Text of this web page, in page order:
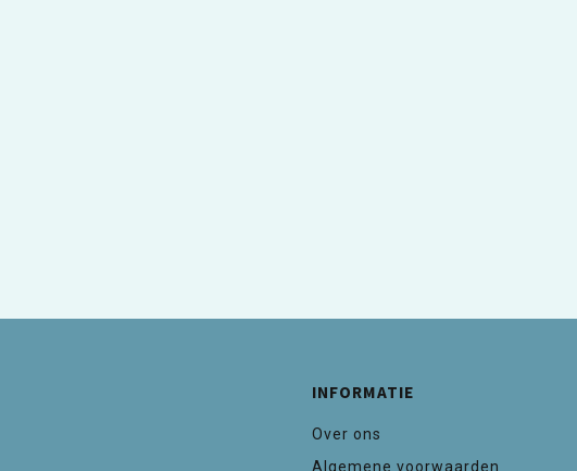
INFORMATIE
Over ons
Algemene voorwaarden